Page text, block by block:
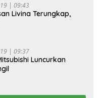
| 09:43
Livina Terungkap,
| 09:37
Luncurkan